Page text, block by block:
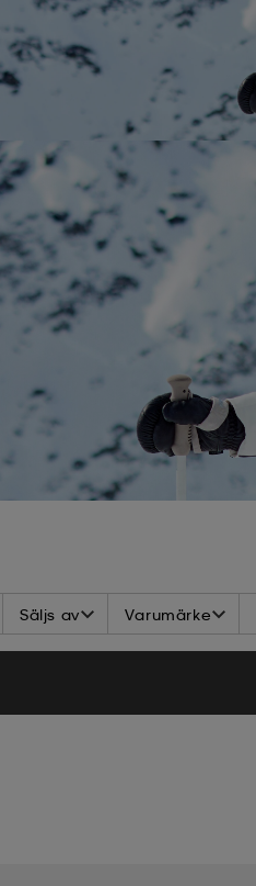
Säljs av Varumärke